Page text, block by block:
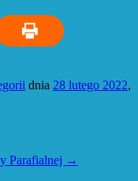
dnia 28 lutego 2022,
Parafialnej →